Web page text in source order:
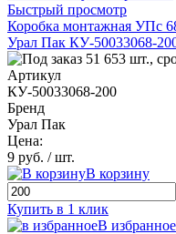
Быстрый просмотр
Коробка монтажная УПс
Урал Пак КУ-50033068-
51 653 шт.,
Артикул
КУ-50033068-200
Бренд
Урал Пак
Цена:
9 руб. / шт.
В корзину
Купить в 1 клик
В избранное